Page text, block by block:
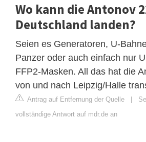
Wo kann die Antonov
Deutschland landen?
Seien es Generatoren, U-
Panzer oder auch einfach nur
FFP2-Masken. All das hat die
von und nach Leipzig/Halle
Antrag auf Entfernung der Quelle |
vollständige Antwort auf mdr.de an